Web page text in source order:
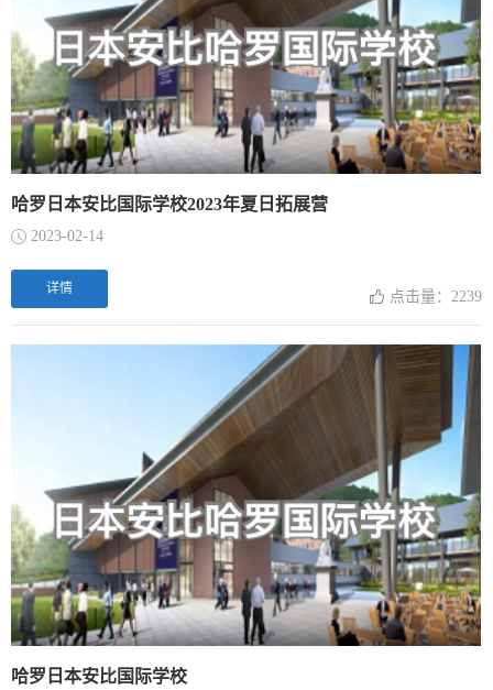
哈罗日本安比国际学校2023年夏日拓展营
2023-02-14
详情 点击量：2239
哈罗日本安比国际学校